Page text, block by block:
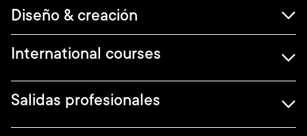
Diseño & creación
International courses
Salidas profesionales